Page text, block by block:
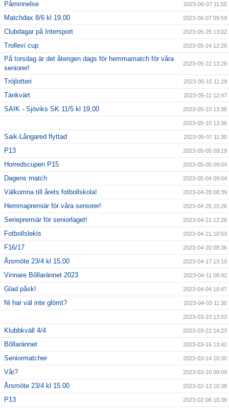
Påminnelse 2023-06-07 11:55
Matchdax 8/6 kl 19,00 2023-06-07 09:59
Clubdagar på Intersport 2023-05-25 13:02
Trollevi cup 2023-05-24 12:28
På torsdag är det återigen dags för hemmamatch för våra
seniorer!
2023-05-22 13:29
Tröjlotteri 2023-05-15 11:29
Tänkvärt 2023-05-11 12:47
SAIK - Sjöviks SK 11/5 kl 19,00 2023-05-10 13:38
2023-05-10 13:36
Saik-Långared flyttad 2023-05-07 11:30
P13 2023-05-05 09:19
Horredscupen P15 2023-05-05 09:04
Dagens match 2023-05-04 09:04
Välkomna till årets fotbollskola! 2023-04-28 08:39
Hemmapremiär för våra seniorer! 2023-04-25 10:26
Seriepremiär för seniorlaget! 2023-04-21 12:28
Fotbollslekis 2023-04-21 10:53
F16/17 2023-04-20 08:36
Årsmöte 23/4 kl 15,00 2023-04-17 13:10
Vinnare Bôllarännet 2023 2023-04-11 08:42
Glad påsk! 2023-04-04 10:47
Ni har väl inte glömt? 2023-04-03 11:30
2023-03-23 13:03
Klubbkväll 4/4 2023-03-22 14:23
Bôllarännet 2023-03-16 13:42
Seniormatcher 2023-03-14 10:30
Vår? 2023-03-10 09:09
Årsmöte 23/4 kl 15.00 2023-02-13 10:38
P13 2023-02-06 10:39